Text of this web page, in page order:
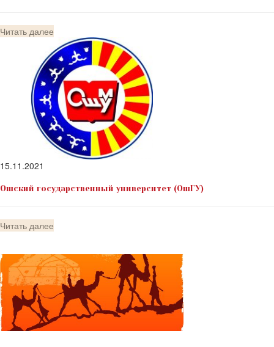
Читать далее
15.11.2021
Ошский государственный университет (ОшГУ)
Читать далее